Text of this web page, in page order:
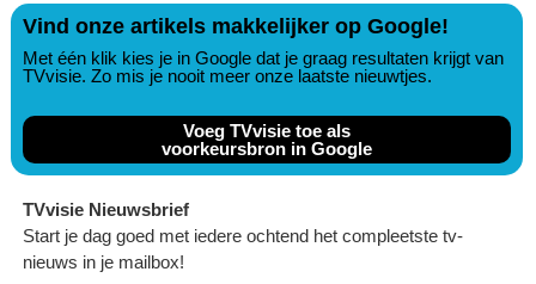
Vind onze artikels makkelijker op Google!
Met één klik kies je in Google dat je graag resultaten krijgt van
TVvisie. Zo mis je nooit meer onze laatste nieuwtjes.
Voeg TVvisie toe als
voorkeursbron in Google
TVvisie Nieuwsbrief
Start je dag goed met iedere ochtend het compleetste tv-
nieuws in je mailbox!